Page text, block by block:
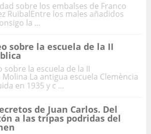
sobre los embalses de Franco
RuibalEntre los males añadidos
la ...
sobre la escuela de la II
sobre la escuela de la II
La antigua escuela Clemència
en 1935 y c ...
de Juan Carlos. Del
a las tripas podridas del